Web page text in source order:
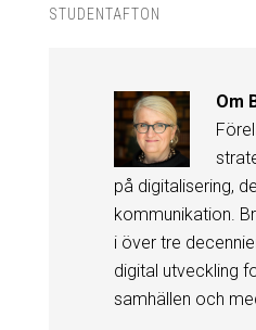
STUDENTAFTON
Om
på digitalisering,
kommunikation.
i över tre
digital utveckling
samhällen och